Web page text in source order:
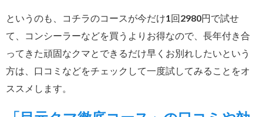
というのも、コチラのコースが今だけ1回2980円で試せ
て、コンシーラーなどを買うよりお得なので、長年付き合
ってきた頑固なクマとできるだけ早くお別れしたいという
方は、口コミなどをチェックして一度試してみることをオ
ススメします。